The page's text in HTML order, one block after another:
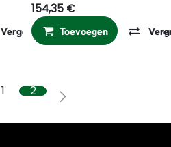
Vergelijken Toevoegen aan
154,35€
Toevoegen
1 2